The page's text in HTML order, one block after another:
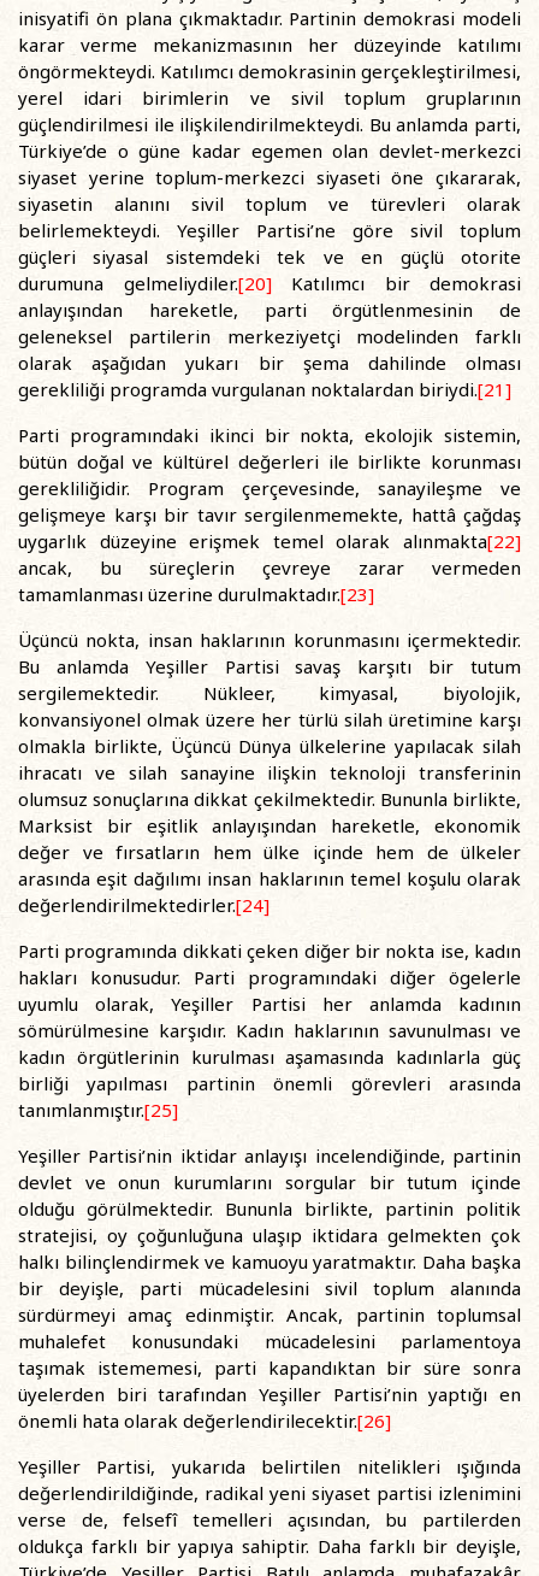
inisyatifi ön plana çıkmaktadır. Partinin demokrasi modeli
karar verme mekanizmasının her düzeyinde katılımı
öngörmekteydi. Katılımcı demokrasinin gerçekleştirilmesi,
yerel idari birimlerin ve sivil toplum gruplarının
güçlendirilmesi ile ilişkilendirilmekteydi. Bu anlamda parti,
Türkiye’de o güne kadar egemen olan devlet-merkezci
siyaset yerine toplum-merkezci siyaseti öne çıkararak,
siyasetin alanını sivil toplum ve türevleri olarak
belirlemekteydi. Yeşiller Partisi’ne göre sivil toplum
güçleri siyasal sistemdeki tek ve en güçlü otorite
durumuna gelmeliydiler.[20]Katılımcı bir demokrasi
anlayışından hareketle, parti örgütlenmesinin de
geleneksel partilerin merkeziyetçi modelinden farklı
olarak aşağıdan yukarı bir şema dahilinde olması
gerekliliği programda vurgulanan noktalardan biriydi.[21]
Parti programındaki ikinci bir nokta, ekolojik sistemin,
bütün doğal ve kültürel değerleri ile birlikte korunması
gerekliliğidir. Program çerçevesinde, sanayileşme ve
gelişmeye karşı bir tavır sergilenmemekte, hattâ çağdaş
uygarlık düzeyine erişmek temel olarak alınmakta[22]
ancak, bu süreçlerin çevreye zarar vermeden
tamamlanması üzerine durulmaktadır.[23]
Üçüncü nokta, insan haklarının korunmasını içermektedir.
Bu anlamda Yeşiller Partisi savaş karşıtı bir tutum
sergilemektedir. Nükleer, kimyasal, biyolojik,
konvansiyonel olmak üzere her türlü silah üretimine karşı
olmakla birlikte, Üçüncü Dünya ülkelerine yapılacak silah
ihracatı ve silah sanayine ilişkin teknoloji transferinin
olumsuz sonuçlarına dikkat çekilmektedir. Bununla birlikte,
Marksist bir eşitlik anlayışından hareketle, ekonomik
değer ve fırsatların hem ülke içinde hem de ülkeler
arasında eşit dağılımı insan haklarının temel koşulu olarak
değerlendirilmektedirler.[24]
Parti programında dikkati çeken diğer bir nokta ise, kadın
hakları konusudur. Parti programındaki diğer ögelerle
uyumlu olarak, Yeşiller Partisi her anlamda kadının
sömürülmesine karşıdır. Kadın haklarının savunulması ve
kadın örgütlerinin kurulması aşamasında kadınlarla güç
birliği yapılması partinin önemli görevleri arasında
tanımlanmıştır.[25]
Yeşiller Partisi’nin iktidar anlayışı incelendiğinde, partinin
devlet ve onun kurumlarını sorgular bir tutum içinde
olduğu görülmektedir. Bununla birlikte, partinin politik
stratejisi, oy çoğunluğuna ulaşıp iktidara gelmekten çok
halkı bilinçlendirmek ve kamuoyu yaratmaktır. Daha başka
bir deyişle, parti mücadelesini sivil toplum alanında
sürdürmeyi amaç edinmiştir. Ancak, partinin toplumsal
muhalefet konusundaki mücadelesini parlamentoya
taşımak istememesi, parti kapandıktan bir süre sonra
üyelerden biri tarafından Yeşiller Partisi’nin yaptığı en
önemli hata olarak değerlendirilecektir.[26]
Yeşiller Partisi, yukarıda belirtilen nitelikleri ışığında
değerlendirildiğinde, radikal yeni siyaset partisi izlenimini
verse de, felsefî temelleri açısından, bu partilerden
oldukça farklı bir yapıya sahiptir. Daha farklı bir deyişle,